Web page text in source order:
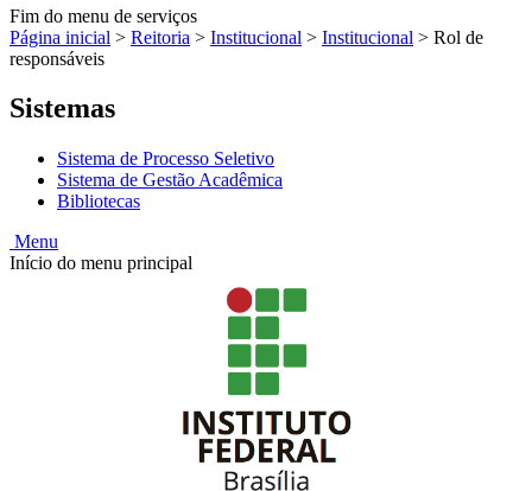
Fim do menu de serviços
Página inicial > Reitoria > Institucional > Institucional > Rol de
responsáveis
Sistemas
Sistema de Processo Seletivo
Sistema de Gestão Acadêmica
Bibliotecas
Menu
Início do menu principal